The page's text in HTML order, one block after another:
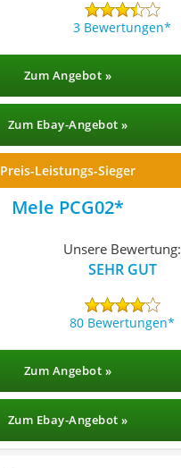
3 Bewertungen
Zum Angebot »
Zum Ebay-Angebot »
Preis-Leistungs-Sieger
Mele PCG02
Unsere Bewertung:
SEHR GUT
80 Bewertungen
Zum Angebot »
Zum Ebay-Angebot »